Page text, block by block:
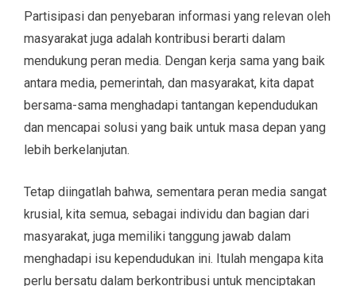
Partisipasi dan penyebaran informasi yang relevan oleh
masyarakat juga adalah kontribusi berarti dalam
mendukung peran media. Dengan kerja sama yang baik
antara media, pemerintah, dan masyarakat, kita dapat
bersama-sama menghadapi tantangan kependudukan
dan mencapai solusi yang baik untuk masa depan yang
lebih berkelanjutan.
Tetap diingatlah bahwa, sementara peran media sangat
krusial, kita semua, sebagai individu dan bagian dari
masyarakat, juga memiliki tanggung jawab dalam
menghadapi isu kependudukan ini. Itulah mengapa kita
perlu bersatu dalam berkontribusi untuk menciptakan